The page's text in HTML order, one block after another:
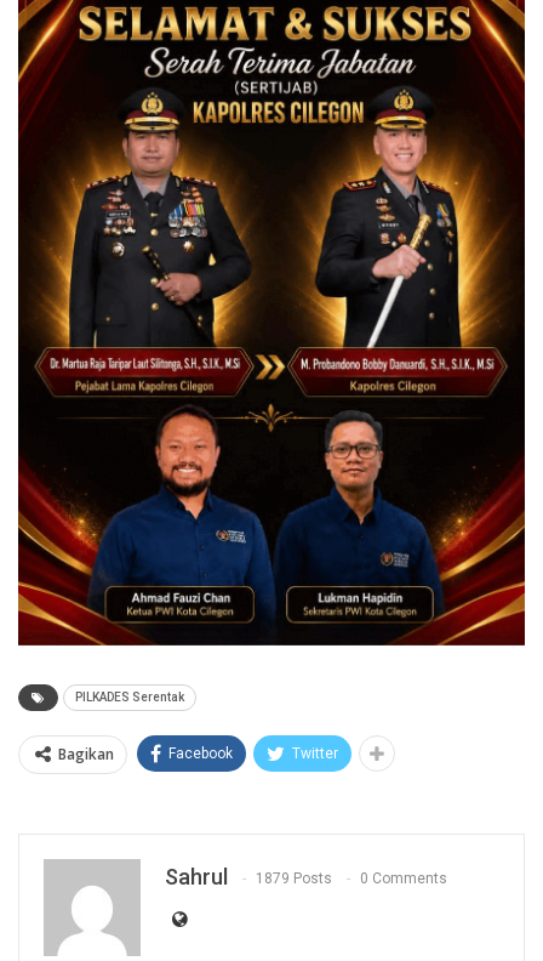
PILKADES Serentak
Bagikan Facebook Twitter
Sahrul 1879 Posts 0 Comments